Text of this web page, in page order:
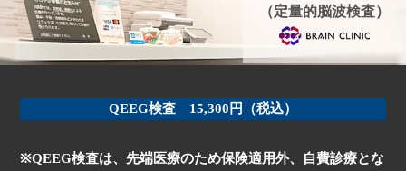
（定量的脳波検査）
QEEG検査 15,300円（税込）
※QEEG検査は、先端医療のため保険適用外、自費診療とな